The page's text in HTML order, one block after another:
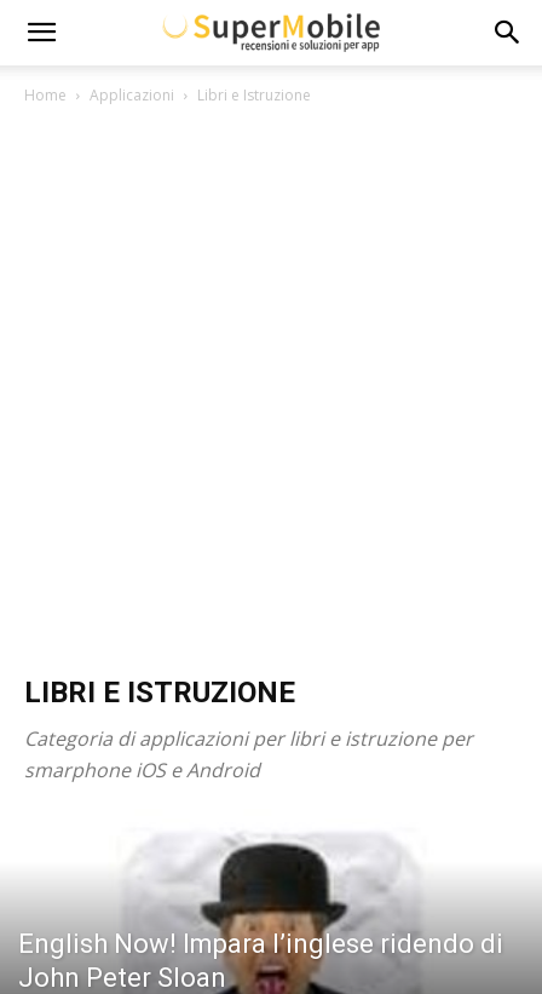
Super
Home Applicazioni Libri e Istruzione
LIBRI E ISTRUZIONE
Categoria di applicazioni per libri e istruzione per
smarphone iOS e Android
English Now! Impara l’inglese ridendo di
John Peter Sloan